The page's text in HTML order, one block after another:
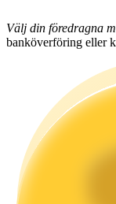
Utsättning
Välj din föredragna
banköverföring eller